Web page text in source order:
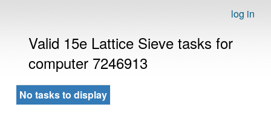
log in
Valid 15e Lattice Sieve tasks for
computer 7246913
No tasks to display